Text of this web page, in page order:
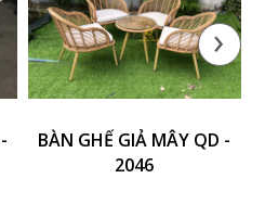
BÀN GHẾ GIẢ MÂY QD -
2046
›